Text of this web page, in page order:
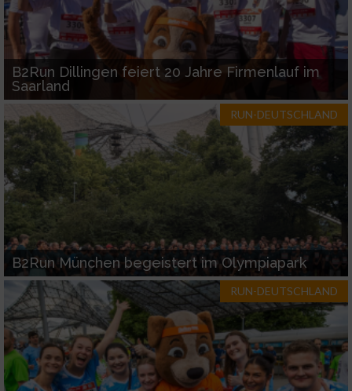
B2Run Dillingen feiert 20 Jahre Firmenlauf im
Saarland
RUN-DEUTSCHLAND
B2Run München begeistert im Olympiapark
RUN-DEUTSCHLAND
Performance
Funktional
Werbung